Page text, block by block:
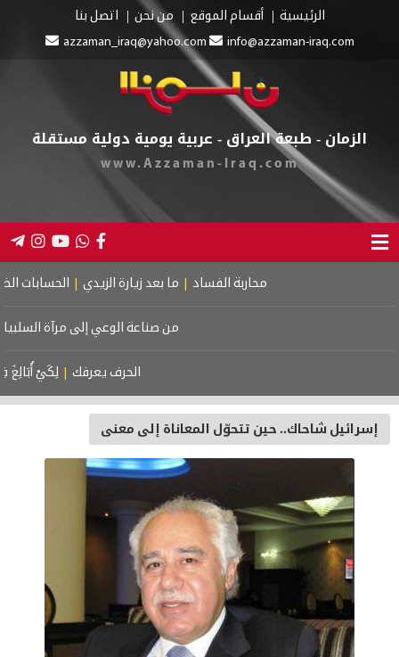
الرئيسية أقسام الموقع من نحن
اتصل بنا
azzaman_iraq@yahoo.com
info@azzaman-iraq.com
الزمان - طبعة العراق - عربية يومية دولية مستقلة
www.Azzaman-Iraq.com
محاربة الفساد | ما بعد زيارة الزيدي | الحسابات الضيقة
من صناعة الوعي إلى مرآة السلبيات |
الحرف يعرفك | لِكَيْ أُبَالِغَ فِي
إسرائيل شاحاك.. حين تتحوّل المعاناة إلى معنى